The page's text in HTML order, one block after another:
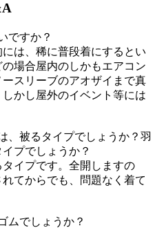
ですか？
は、稀に普段着にするとい
場合屋内のしかもエアコン
スリーブのアオザイまで真
かし屋外のイベント等には
、被るタイプでしょうか？羽
プでしょうか？
イプです。全開しますの
てからでも、問題なく着て
ムでしょうか？